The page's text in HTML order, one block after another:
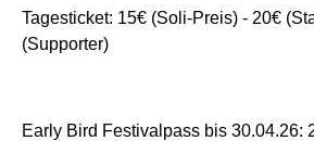
Tagesticket: 15€ (Soli-Preis) - 20€
(Supporter)
Early Bird Festivalpass bis 30.04.26: